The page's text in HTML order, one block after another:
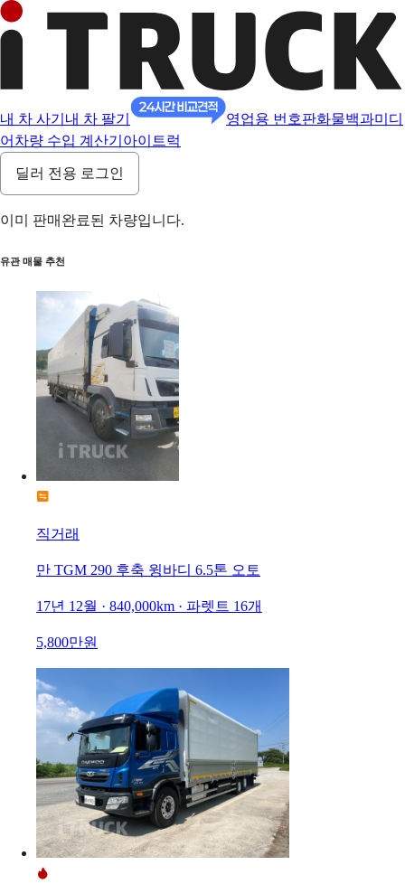
내 차 사기 내 차 팔기 영업용 번호판화물백과미디
어 차량 수입 계산기 아이트럭
딜러 전용 로그인
이미 판매완료된 차량입니다.
유관 매물 추천
직거래
만 TGM 290 후축 윙바디 6.5톤 오토
17년 12월 · 840,000km · 파렛트 16개
5,800만원